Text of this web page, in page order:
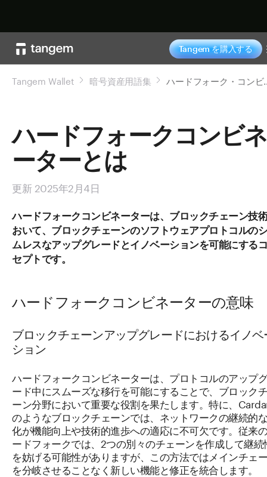
Tangem を購入する
Tangem Wallet 暗号資産用語集 ハードフ
ハードフォークコンビネ
ーターとは
更新 2025年2月4日
ハードフォークコンビネーターは、ブロックチェーン技
おいて、ブロックチェーンのソフトウェアプロトコルの
ムレスなアップグレードとイノベーションを可能にする
セプトです。
ハードフォークコンビネーターの意味
ブロックチェーンアップグレードにおけるイノベ
ション
ハードフォークコンビネーターは、プロトコルのアップ
ード中にスムーズな移行を可能にすることで、ブロック
ーン分野において重要な役割を果たします。特に、
のようなブロックチェーンでは、ネットワークの継続的
化が機能向上や技術的進歩への適応に不可欠です。従来
ードフォークでは、2つの別々のチェーンを作成して継続
を妨げる可能性がありますが、この方法ではメインチェ
を分岐させることなく新しい機能と修正を統合します。